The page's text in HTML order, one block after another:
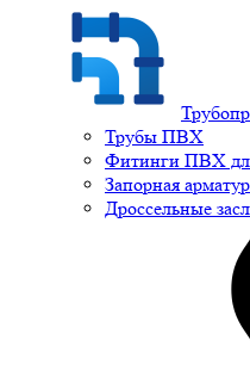
Трубы ПВХ
Фитинги ПВХ
Запорная
Дроссельные